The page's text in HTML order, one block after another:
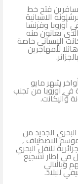
فتح خط
الاسبانية
أوروبا وفرنسا
يعانون منه
الإسباني خاصة
للمهاجرين
شهر مايو
في أوروبا من تجنب
الجديد من
طيلة موسم الاصطياف ,
للنقل البحري
في إطار تشجيع
وبالتالي
للبلاد.